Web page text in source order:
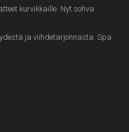
kurvikkaille. Nyt sohva
ja viihdetarjonnasta. Spa